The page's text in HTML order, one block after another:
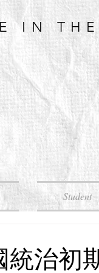
IN
Student
統治初